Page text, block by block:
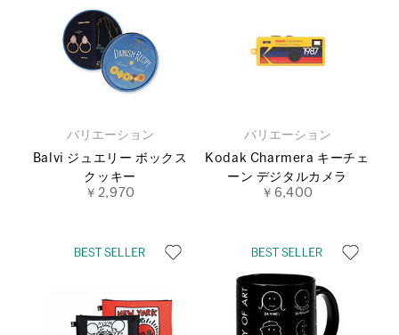
バリエーション
Balvi ジュエリー ボックス
クッキー
￥2,970
バリエーション
Kodak Charmera キーチェ
ーン デジタルカメラ
￥6,400